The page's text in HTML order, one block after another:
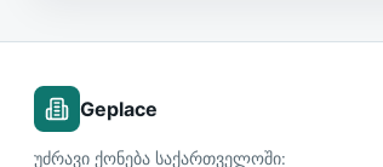
Geplace
უძრავი ქონება საქართველოში: